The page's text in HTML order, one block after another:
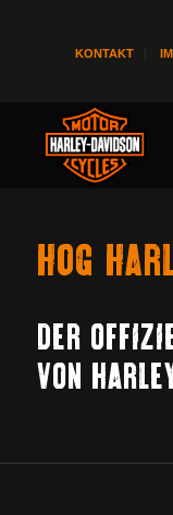
KONTAKT
HOG
DER
VON